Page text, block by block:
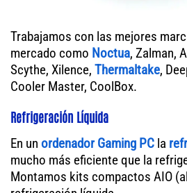
Trabajamos con las mejores
mercado como Noctua, Zalman,
Scythe, Xilence, Thermaltake,
Cooler Master, CoolBox.
Refrigeración Líquida
En un ordenador Gaming PC la
mucho más eficiente que la
Montamos kits compactos AIO